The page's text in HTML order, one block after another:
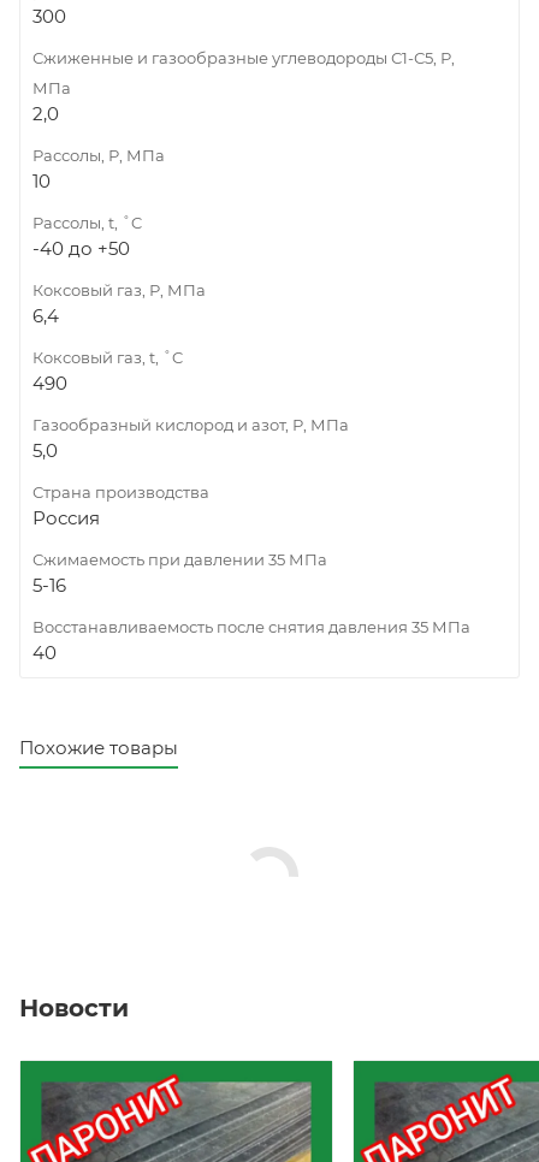
300
Сжиженные и газообразные углеводороды С1-С5, Р,
МПа
2,0
Рассолы, Р, МПа
10
Рассолы, t, ˚C
-40 до +50
Коксовый газ, Р, МПа
6,4
Коксовый газ, t, ˚C
490
Газообразный кислород и азот, Р, МПа
5,0
Страна производства
Россия
Сжимаемость при давлении 35 МПа
5-16
Восстанавливаемость после снятия давления 35 МПа
40
Похожие товары
Новости